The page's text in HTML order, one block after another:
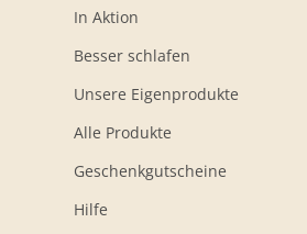
In Aktion
Besser schlafen
Unsere Eigenprodukte
Alle Produkte
Geschenkgutscheine
Hilfe